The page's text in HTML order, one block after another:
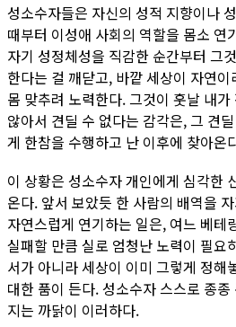
성소수자들은 자신의 성적 지향이나
때부터 이성애 사회의 역할을 몸소 연
자기 성정체성을 직감한 순간부터 그
한다는 걸 깨닫고, 바깥 세상이 자연
몸 맞추려 노력한다. 그것이 훗날 내
않아서 견딜 수 없다는 감각은, 그 견
게 한참을 수행하고 난 이후에 찾아온
이 상황은 성소수자 개인에게 심각한
온다. 앞서 보았듯 한 사람의 배역을
자연스럽게 연기하는 일은, 여느 베테
실패할 만큼 실로 엄청난 노력이 필요
서가 아니라 세상이 이미 그렇게 정해
대한 품이 든다. 성소수자 스스로 종
지는 까닭이 이러하다.